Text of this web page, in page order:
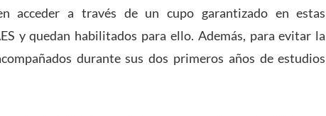
acceder a través de un cupo garantizado en estas
y quedan habilitados para ello. Además, para evitar la
durante sus dos primeros años de estudios